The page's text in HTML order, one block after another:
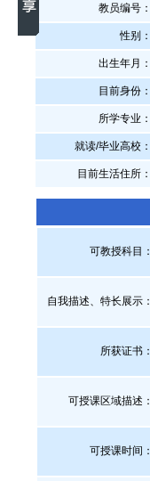
教员编号：
性别：
出生年月：
目前身份：
所学专业：
就读/毕业高校：
目前生活住所：
可教授科目：
自我描述、特长展示 ：
所获证书 ：
可授课区域描述：
可授课时间：